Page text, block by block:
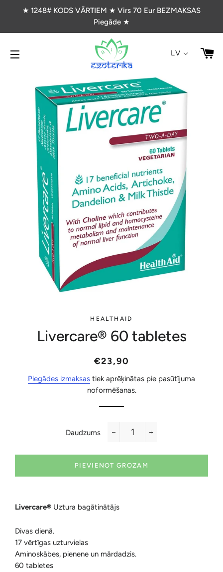
★ 1248# KODS VĀRTIEM ★ Virs 70 Eur BEZMAKSAS
Piegāde ★
VIETNES NAVIGĀCIJA
LV
HEALTHAID
Livercare® 60 tabletes
Parastā
Akcijas
€23,90
Piegādes izmaksas tiek aprēķinātas pie pasūtījuma
noformēšanas.
Daudzums
PIEVIENOT GROZAM
Livercare® Uztura bagātinātājs
Divas dienā.
17 vērtīgas uzturvielas
Aminoskābes, pienene un mārdadzis.
60 tabletes